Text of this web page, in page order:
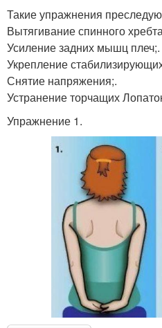
Такие упражнения
Вытягивание спинного
Усиление задних мышц плеч;.
Укрепление
Снятие напряжения;.
Устранение торчащих
Упражнение 1.